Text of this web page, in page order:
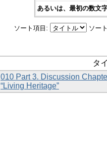
あるいは、最初の数文
ソート項目: ソー
タ
010 Part 3. Discussion
“Living Heritage”